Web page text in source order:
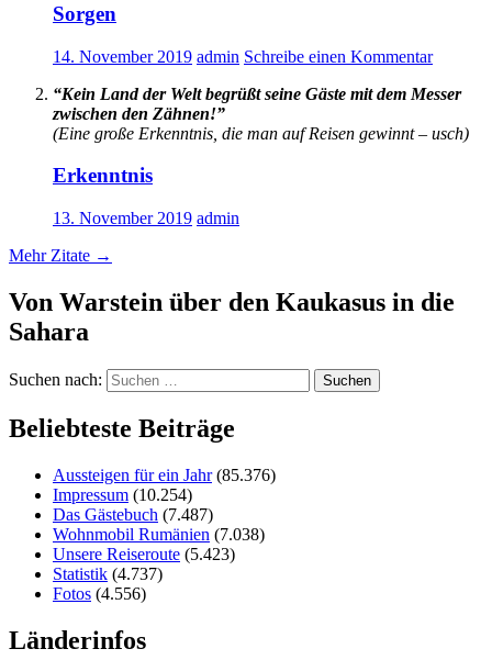
Sorgen
14. November 2019 admin Schreibe einen Kommentar
“Kein Land der Welt begrüßt seine Gäste mit dem Messer
zwischen den Zähnen!”
(Eine große Erkenntnis, die man auf Reisen gewinnt – usch)
Erkenntnis
13. November 2019 admin
Mehr Zitate →
Von Warstein über den Kaukasus in die
Sahara
Suchen nach:
Beliebteste Beiträge
Aussteigen für ein Jahr (85.376)
Impressum (10.254)
Das Gästebuch (7.487)
Wohnmobil Rumänien (7.038)
Unsere Reiseroute (5.423)
Statistik (4.737)
Fotos (4.556)
Länderinfos